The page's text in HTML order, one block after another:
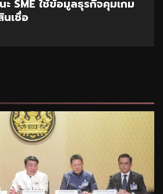
SME ใช้ข้อมูลธุรกิจคุมเกม
นเชื่อ